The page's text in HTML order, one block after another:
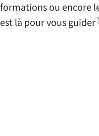
formations ou encore
est là pour vous guider